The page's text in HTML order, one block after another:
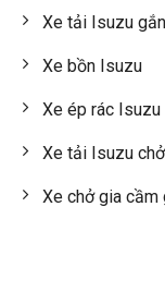
Xe tải Isuzu
Xe bồn Isuzu
Xe ép rác Isuzu
Xe tải Isuzu
Xe chở gia cầm